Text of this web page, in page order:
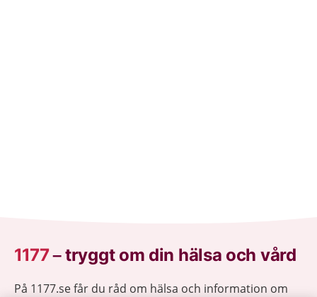
1177–tryggt om din hälsa och vård
På 1177.se får du råd om hälsa och information om